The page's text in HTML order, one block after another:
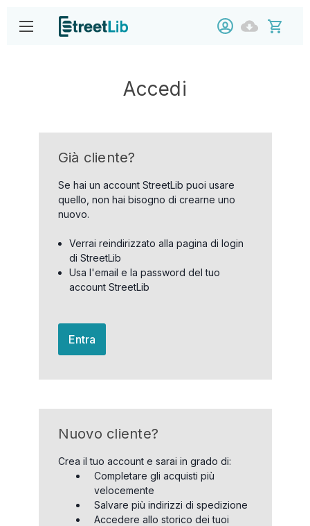
Accedi
Già cliente?
Se hai un account StreetLib puoi usare
quello, non hai bisogno di crearne uno
nuovo.
Verrai reindirizzato alla pagina di login
di StreetLib
Usa l'email e la password del tuo
account StreetLib
Entra
Nuovo cliente?
Crea il tuo account e sarai in grado di:
Completare gli acquisti più
velocemente
Salvare più indirizzi di spedizione
Accedere allo storico dei tuoi